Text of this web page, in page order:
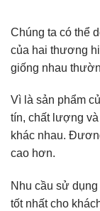
Chúng ta có thể
của hai thương
giống nhau
Vì là sản phẩm
tín, chất lượng
khác nhau.
cao hơn.
Nhu cầu sử
tốt nhất cho